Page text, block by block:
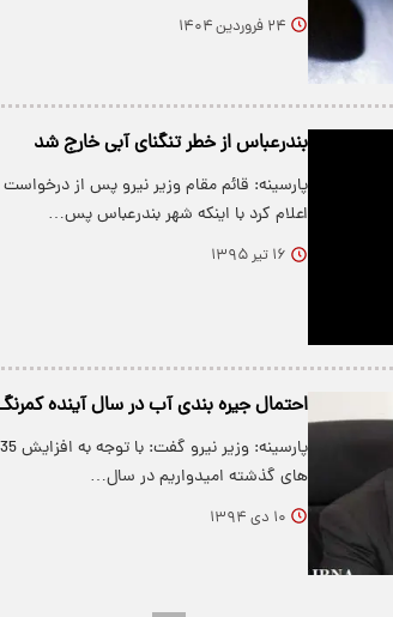
۲۴ فروردین ۱۴۰۴
بندرعباس از خطر تنگنای آبی خارج شد
پارسینه: قائم مقام وزیر نیرو پس از
اعلام کرد با اینکه شهر بندرعباس پس…
۱۶ تیر ۱۳۹۵
احتمال جیره بندی آب در سال آینده
های گذشته امیدواریم در سال…
۱۰ دی ۱۳۹۴